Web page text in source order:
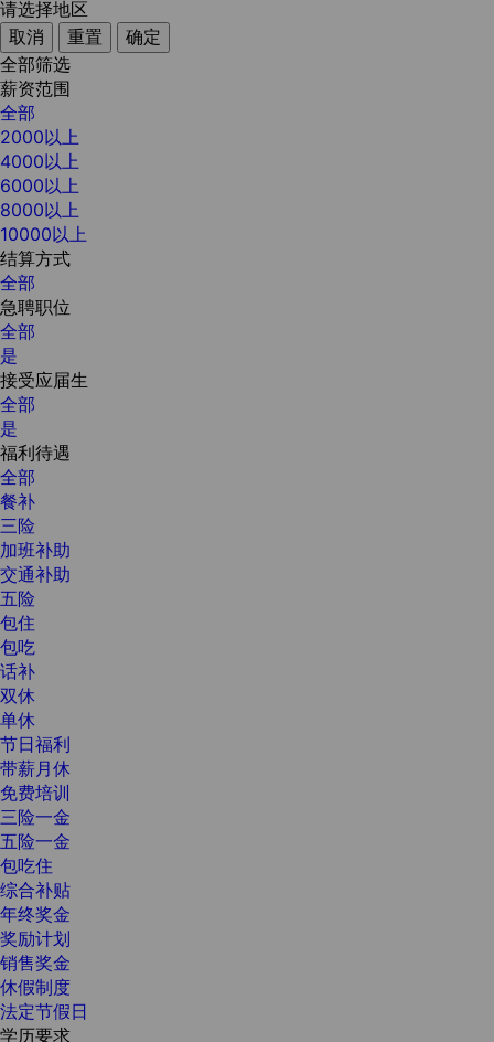
请选择地区
取消
重置
确定
全部筛选
薪资范围
全部
2000以上
4000以上
6000以上
8000以上
10000以上
结算方式
全部
急聘职位
全部
是
接受应届生
全部
是
福利待遇
全部
餐补
三险
加班补助
交通补助
五险
包住
包吃
话补
双休
单休
节日福利
带薪月休
免费培训
三险一金
五险一金
包吃住
综合补贴
年终奖金
奖励计划
销售奖金
休假制度
法定节假日
学历要求